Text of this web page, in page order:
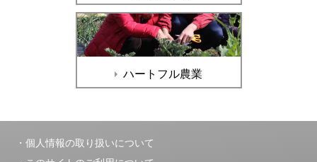
ハートフル農業
個人情報の取り扱いについて